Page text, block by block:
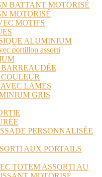
BATTANT MOTORISÉ
MOTORISÉ
MOTIFS
ALUMINIUM
portillon assorti
LAMES
GRIS
PERSONNALISÉE
AUX PORTAILS
TOTEM ASSORTI AU